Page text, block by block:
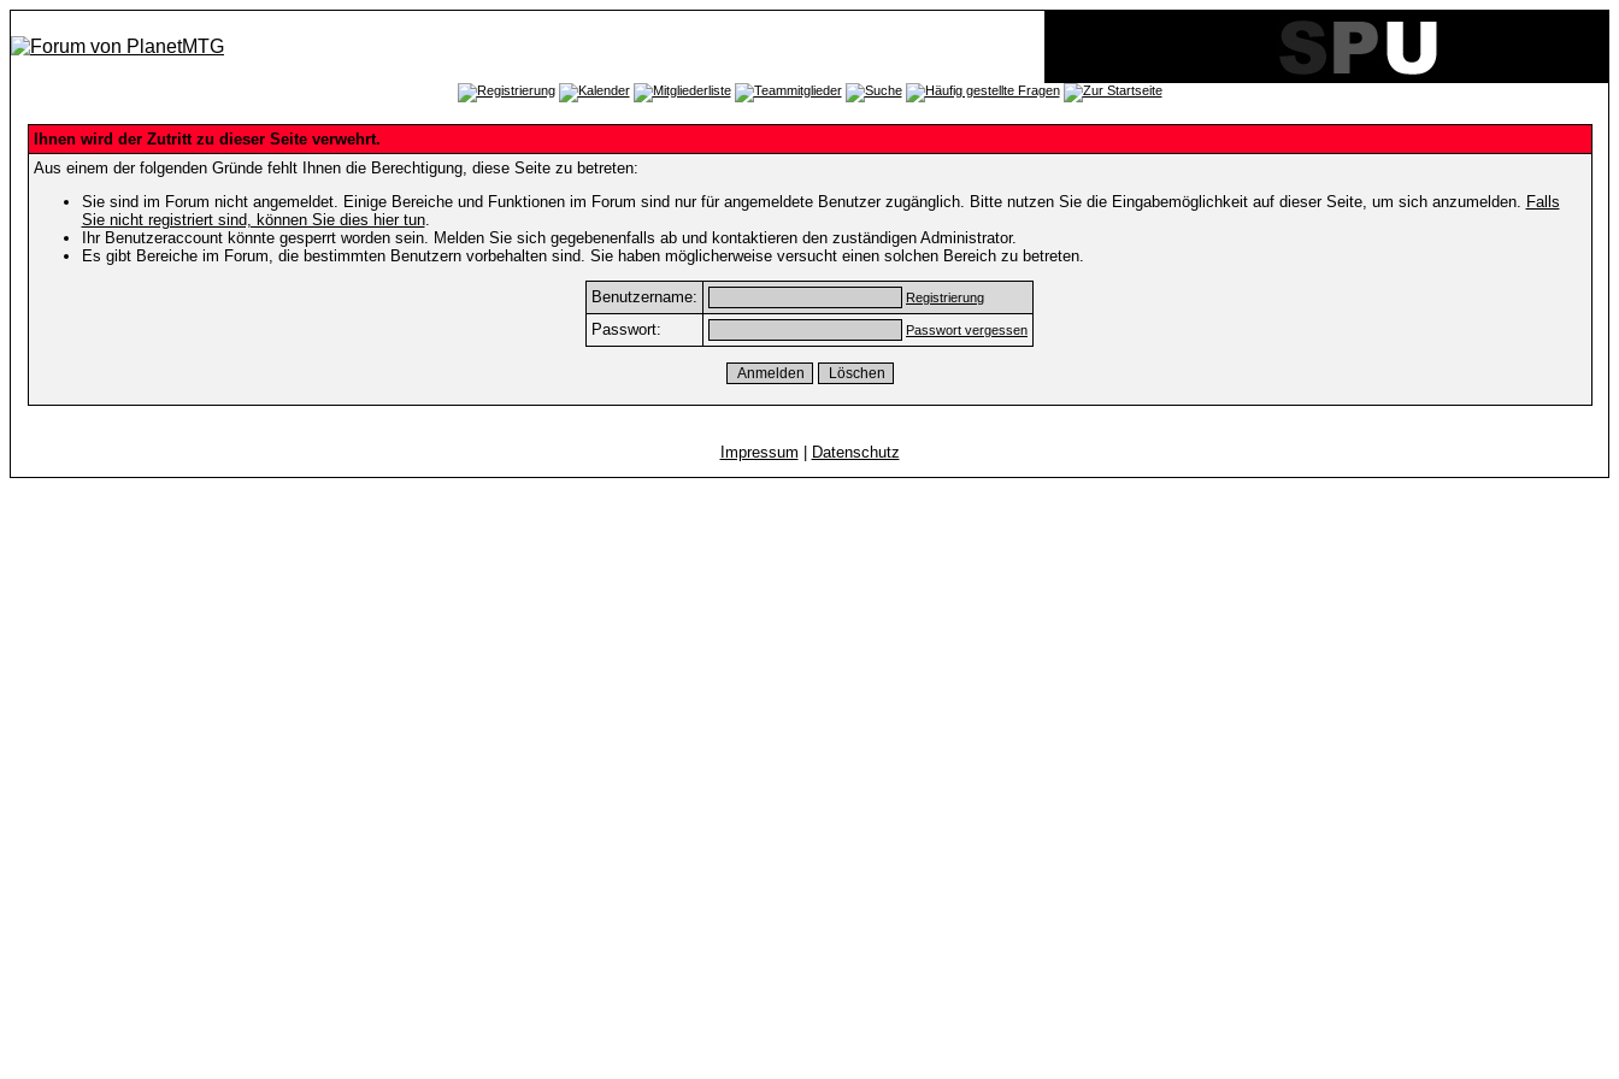
Ihnen wird der Zutritt zu dieser Seite verwehrt.
Aus einem der folgenden Gründe fehlt Ihnen die Berechtigung, diese Seite zu betreten:
Sie sind im Forum nicht angemeldet. Einige Bereiche und Funktionen im Forum sind nur für angemeldete Benutzer zugänglich. Bitte nutzen Sie die Eingabemöglichkeit auf dieser Seite, um sich anzumelden. Falls
Sie nicht registriert sind, können Sie dies hier tun.
Ihr Benutzeraccount könnte gesperrt worden sein. Melden Sie sich gegebenenfalls ab und kontaktieren den zuständigen Administrator.
Es gibt Bereiche im Forum, die bestimmten Benutzern vorbehalten sind. Sie haben möglicherweise versucht einen solchen Bereich zu betreten.
Benutzername: Registrierung
Passwort: Passwort vergessen
Impressum Datenschutz